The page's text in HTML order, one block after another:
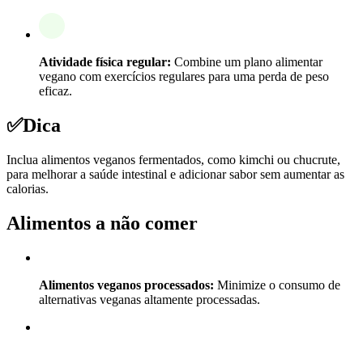
Atividade física regular: Combine um plano alimentar
vegano com exercícios regulares para uma perda de peso
eficaz.
✅Dica
Inclua alimentos veganos fermentados, como kimchi ou chucrute,
para melhorar a saúde intestinal e adicionar sabor sem aumentar as
calorias.
Alimentos a não comer
Alimentos veganos processados: Minimize o consumo de
alternativas veganas altamente processadas.